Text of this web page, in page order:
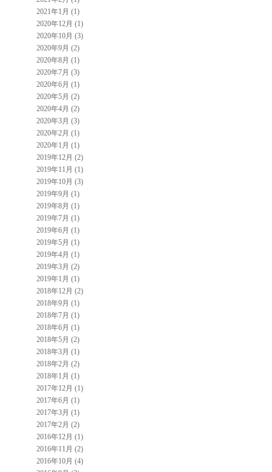
2021年1月 (1)
2020年12月 (1)
2020年10月 (3)
2020年9月 (2)
2020年8月 (1)
2020年7月 (3)
2020年6月 (1)
2020年5月 (2)
2020年4月 (2)
2020年3月 (3)
2020年2月 (1)
2020年1月 (1)
2019年12月 (2)
2019年11月 (1)
2019年10月 (3)
2019年9月 (1)
2019年8月 (1)
2019年7月 (1)
2019年6月 (1)
2019年5月 (1)
2019年4月 (1)
2019年3月 (2)
2019年1月 (1)
2018年12月 (2)
2018年9月 (1)
2018年7月 (1)
2018年6月 (1)
2018年5月 (2)
2018年3月 (1)
2018年2月 (2)
2018年1月 (1)
2017年12月 (1)
2017年6月 (1)
2017年3月 (1)
2017年2月 (2)
2016年12月 (1)
2016年11月 (2)
2016年10月 (4)